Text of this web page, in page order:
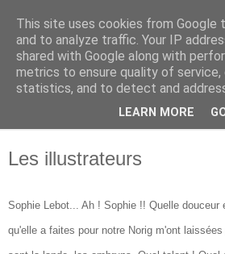
Ghislaine Roman
Autrice pour futurs et jeunes lecteurs
Les illustrateurs
Sophie Lebot... Ah ! Sophie !! Quelle douceur
qu'elle a faites pour notre Norig m'ont
This site uses cookies from Google
and to analyze traffic. Your IP
shared with Google along with
metrics to ensure quality of service,
statistics, and to detect and
LEARN MORE